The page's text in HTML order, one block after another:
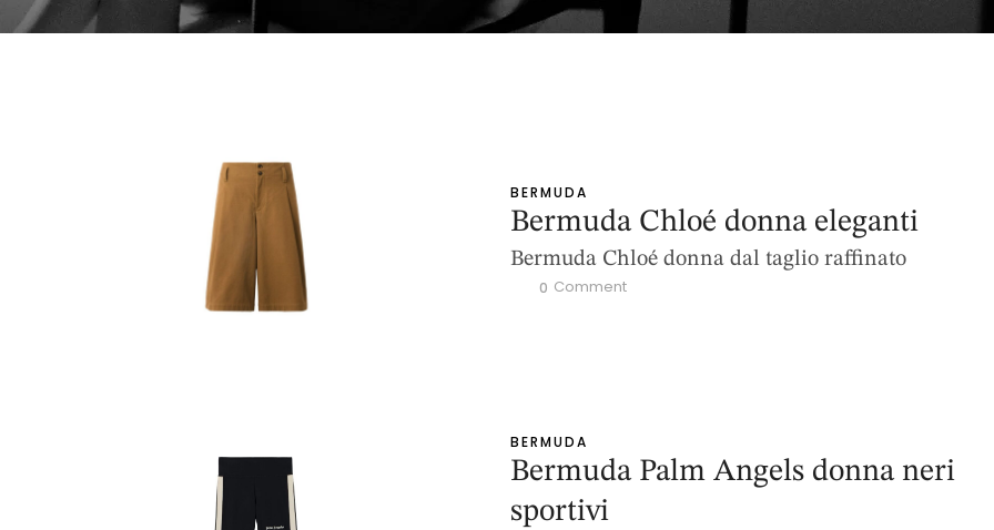
BERMUDA
Bermuda Chloé donna eleganti
Bermuda Chloé donna dal taglio raffinato
0 Comment
BERMUDA
Bermuda Palm Angels donna neri
sportivi